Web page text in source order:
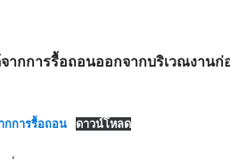
ากการรื้อถอนออกจากบริเวณงานก่
กการรื้อถอน ดาวน์โหลด